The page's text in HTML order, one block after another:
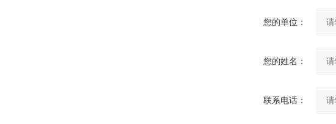
您的单位：
您的姓名：
联系电话：